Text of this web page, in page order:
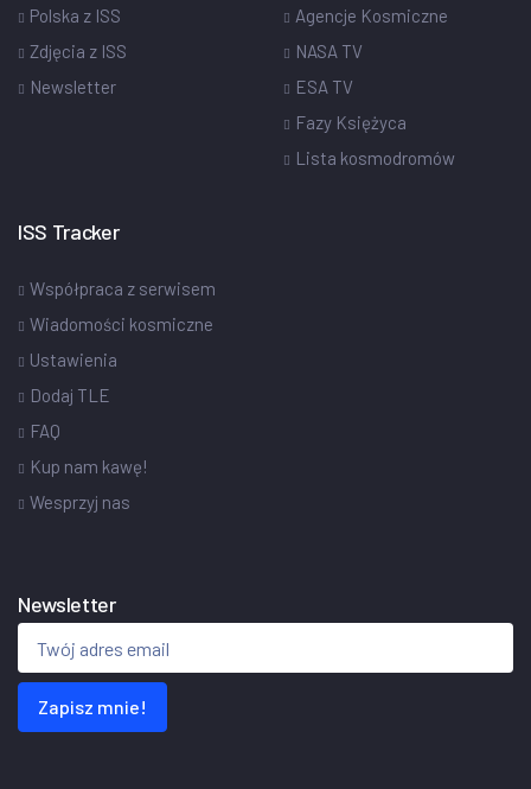
Polska z ISS
Zdjęcia z ISS
Newsletter
Agencje Kosmiczne
NASA TV
ESA TV
Fazy Księżyca
Lista kosmodromów
ISS Tracker
Współpraca z serwisem
Wiadomości kosmiczne
Ustawienia
Dodaj TLE
FAQ
Kup nam kawę!
Wesprzyj nas
Newsletter
Zapisz mnie!